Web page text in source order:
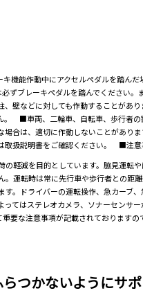
能作動中にアクセルペダルを踏んだ
ブレーキペダルを踏んでください。
壁などに対しても作動することがあ
■車両、二輪車、自転車、歩行者
場合は、適切に作動しないことがあ
扱説明書をご確認ください。 ■注意
軽減を目的としています。脇見運転
運転時は常に先行車や歩行者との距
。ドライバーの運転操作、急カーブ
てはステレオカメラ、ソナーセンサ
な注意事項が記載されております
つかないようにサポ